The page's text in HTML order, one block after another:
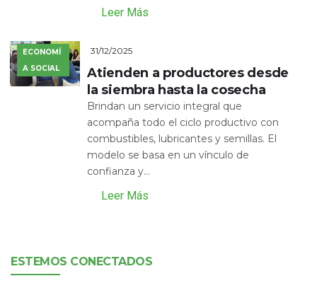
Leer Más
ECONOMÍ
A SOCIAL
31/12/2025
Atienden a productores desde
la siembra hasta la cosecha
Brindan un servicio integral que
acompaña todo el ciclo productivo con
combustibles, lubricantes y semillas. El
modelo se basa en un vínculo de
confianza y...
Leer Más
ESTEMOS CONECTADOS